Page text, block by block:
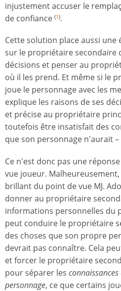
injustement accuser le
de confiance (1).
Cette solution place aussi
sur le propriétaire secondaire
décisions et penser au
où il les prend. Et même si le
joue le personnage avec les
explique les raisons de ses
et précise au propriétaire
toutefois être insatisfait des
que son personnage n'aurait –
Ce n'est donc pas une
vue joueur.
brillant du point de vue MJ.
donner au propriétaire
informations personnelles du
peut conduire le propriétaire
des choses que son propre
devrait pas connaître. Cela
et forcer le propriétaire
pour séparer les
personnage, ce que certains